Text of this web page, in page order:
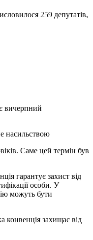
259 депутатів,
вичерпний
насильствою
Саме цей термін був
гарантує захист від
особи. У
можуть бути
конвенція захищає від